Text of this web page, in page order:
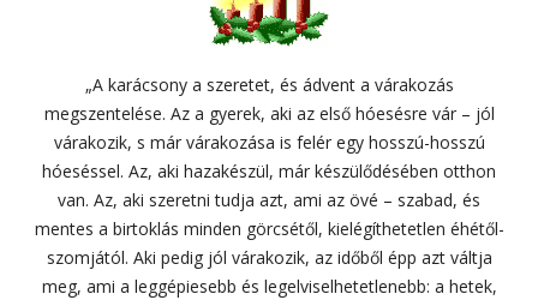
„A karácsony a szeretet, és ádvent a várakozás
megszentelése. Az a gyerek, aki az első hóesésre vár – jól
várakozik, s már várakozása is felér egy hosszú-hosszú
hóeséssel. Az, aki hazakészül, már készülődésében otthon
van. Az, aki szeretni tudja azt, ami az övé – szabad, és
mentes a birtoklás minden görcsétől, kielégíthetetlen éhétől-
szomjától. Aki pedig jól várakozik, az időből épp azt váltja
meg, ami a leggépiesebb és legelviselhetetlenebb: a hetek,